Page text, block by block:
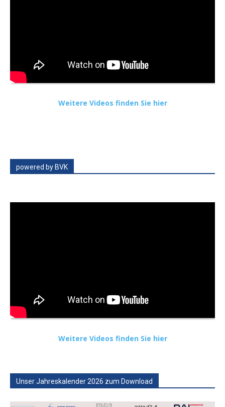
Weitere Videos finden Sie hier
powered by BVK
Weitere Videos finden Sie hier
Unser Jahreskalender 2026 zum Download